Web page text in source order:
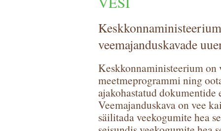
veemajanduskavade
Keskkonnaministeerium on
meetmeprogrammi ning
ajakohastatud
Veemajanduskava on vee
säilitada veekogumite hea